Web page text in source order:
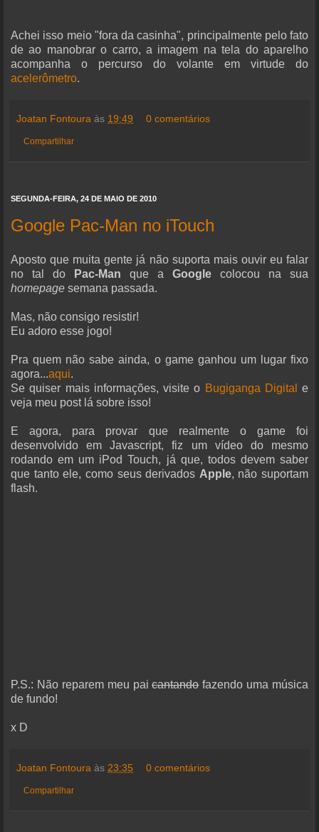
Achei isso meio "fora da casinha", principalmente pelo fato
de ao manobrar o carro, a imagem na tela do aparelho
acompanha o percurso do volante em virtude do
acelerômetro.
Joatan Fontoura às 19:49 0 comentários
Compartilhar
SEGUNDA-FEIRA, 24 DE MAIO DE 2010
Google Pac-Man no iTouch
Aposto que muita gente já não suporta mais ouvir eu falar
no tal do
Pac-Man que a Google colocou na sua
homepage semana passada.
Mas, não consigo resistir!
Eu adoro esse jogo!
Pra quem não sabe ainda, o game ganhou um lugar fixo
agora...aqui.
Se quiser mais informações, visite o Bugiganga Digital
e
veja meu post lá sobre isso!
E agora, para provar que realmente o game foi
desenvolvido em Javascript, fiz um vídeo do mesmo
rodando em um iPod Touch, já que, todos devem saber
que tanto ele, como seus derivados Apple, não suportam
flash.
P.S.: Não reparem meu paicantandofazendo uma música
de fundo!
x D
Joatan Fontoura às 23:35 0 comentários
Compartilhar